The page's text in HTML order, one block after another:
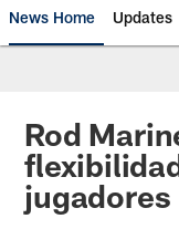
News Home Updates
Rod
jugadores